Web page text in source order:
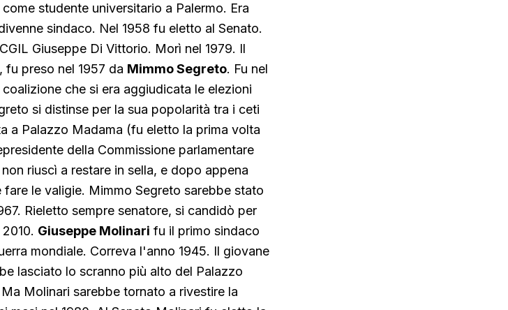
studente universitario a Palermo. Era
sindaco. Nel 1958 fu eletto al Senato.
Giuseppe Di Vittorio. Morì nel 1979. Il
preso nel 1957 da Mimmo Segreto. Fu nel
che si era aggiudicata le elezioni
si distinse per la sua popolarità tra i ceti
a Palazzo Madama (fu eletto la prima volta
della Commissione parlamentare
riuscì a restare in sella, e dopo appena
le valigie. Mimmo Segreto sarebbe stato
Rieletto sempre senatore, si candidò per
Giuseppe Molinari fu il primo sindaco
mondiale. Correva l'anno 1945. Il giovane
lasciato lo scranno più alto del Palazzo
Molinari sarebbe tornato a rivestire la